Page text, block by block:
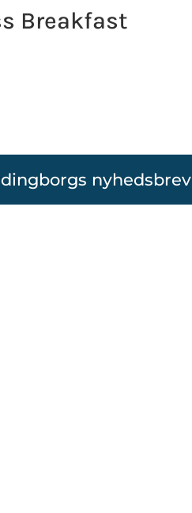
Breakfast
nyhedsbrev